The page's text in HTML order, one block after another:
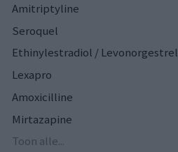
Amitriptyline
Seroquel
Ethinylestradiol / Levonorgestrel
Lexapro
Amoxicilline
Mirtazapine
Toon alle...